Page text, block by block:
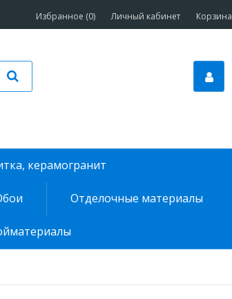
Избранное (0) Личный кабинет Корзина
керамогранит
Отделочные материалы